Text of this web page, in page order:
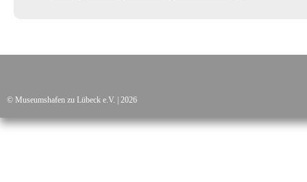
© Museumshafen zu Lübeck e.V. | 2026